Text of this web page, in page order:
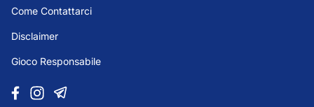
Come Contattarci
Disclaimer
Gioco Responsabile